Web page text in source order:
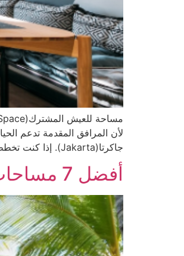
لأن المرافق المقدمة تدعم
جاكرتا(Jakarta). إذا كنت تخطط […]
أفضل 7 مساحات عمل مشترك في بالي(Bali)